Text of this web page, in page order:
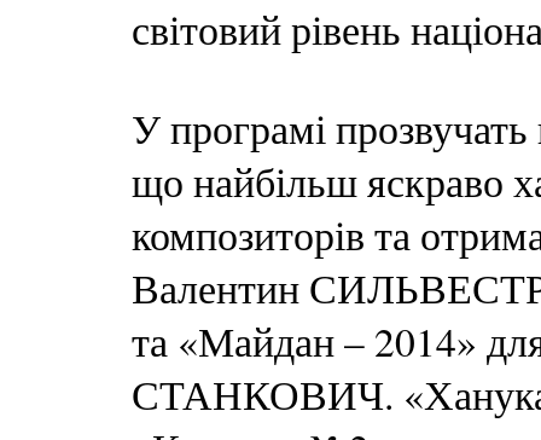
світовий рівень
У програмі
що найбільш яскраво
композиторів та
Валентин
та «Майдан – 2014»
СТАНКОВИЧ.